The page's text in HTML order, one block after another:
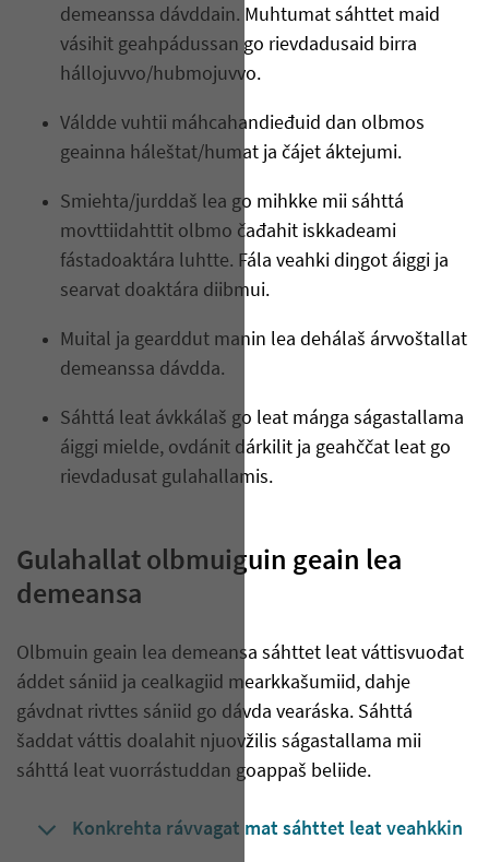
demeanssa dávddain. Muhtumat sáhttet maid
vásihit geahpádussan go rievdadusaid birra
hállojuvvo/hubmojuvvo.
Váldde vuhtii máhcahandieđuid dan olbmos
geainna háleštat/humat ja čájet áktejumi.
Smiehta/jurddaš lea go mihkke mii sáhttá
movttiidahttit olbmo čađahit iskkadeami
fástadoaktára luhtte. Fála veahki diŋgot áiggi ja
searvat doaktára diibmui.
Muital ja gearddut manin lea dehálaš árvvoštallat
demeanssa dávdda.
Sáhttá leat ávkkálaš go leat máŋga ságastallama
áiggi mielde, ovdánit dárkilit ja geahččat leat go
rievdadusat gulahallamis.
Gulahallat olbmuiguin geain lea
demeansa
Olbmuin geain lea demeansa sáhttet leat váttisvuođat
áddet sániid ja cealkagiid mearkkašumiid, dahje
gávdnat rivttes sániid go dávda vearáska. Sáhttá
šaddat váttis doalahit njuovžilis ságastallama mii
sáhttá leat vuorrástuddan goappaš beliide.
Konkrehta rávvagat mat sáhttet leat veahkkin